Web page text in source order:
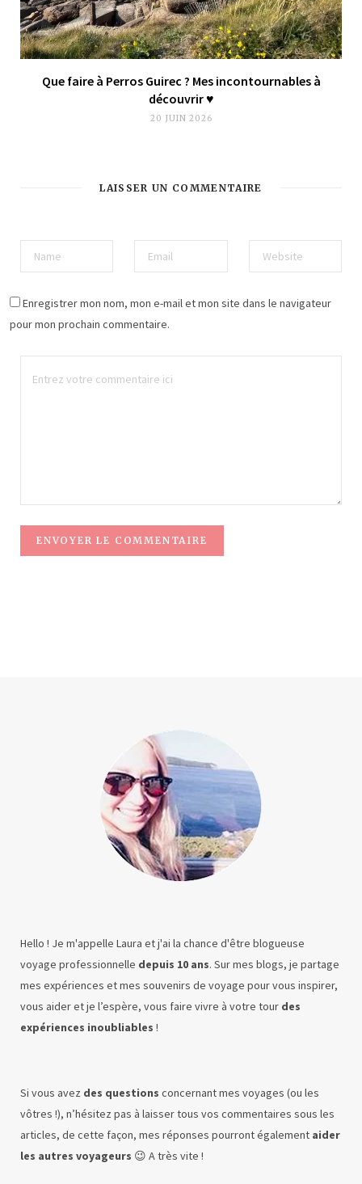
Que faire à Perros Guirec ? Mes incontournables à
découvrir ♥︎
20 JUIN 2026
LAISSER UN COMMENTAIRE
Enregistrer mon nom, mon e-mail et mon site dans le navigateur
pour mon prochain commentaire.
Hello ! Je m'appelle Laura et j'ai la chance d'être blogueuse
voyage professionnelle depuis 10 ans. Sur mes blogs, je partage
mes expériences et mes souvenirs de voyage pour vous inspirer,
vous aider et je l’espère, vous faire vivre à votre tour des
expériences inoubliables !
Si vous avez des questions concernant mes voyages (ou les
vôtres !), n’hésitez pas à laisser tous vos commentaires sous les
articles, de cette façon, mes réponses pourront également aider
les autres voyageurs 😉 A très vite !